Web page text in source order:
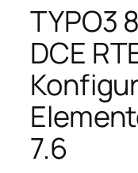
TYPO3
DCE
7.6